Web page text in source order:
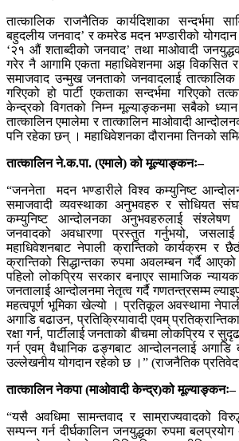
तात्कालिक राजनैतिक कार्यदिशाका सन्दर्भमा
बहुदलीय जनवाद’ र कमरेड मदन भण्डारीको
‘२१ औं शताब्दीको जनवाद’ तथा माओवादी
गरेर नै आगामि एकता महाधिवेशनमा अझ विकसित र
समाजवाद उन्मुख जनताको जनवादलाई तात्कालिक
गरिएको हो पार्टी एकताका सन्दर्भमा गरिएको
केन्द्रको विगतको निम्न मूल्याङ्कनमा सबैको
तात्कालिन एमालेमा र तात्कालिन माओवादी
पनि रहेका छन् । महाधिवेशनका दौरानमा तिनको
तात्कालिन ने.क.पा. (एमाले) को मूल्याङ्कनः–
“जननेता मदन भण्डारीले विश्व कम्युनिष्ट
समाजवादी व्यवस्थाका अनुभवहरु र सोधियत
कम्युनिष्ट आन्दोलनका अनुभवहरुलाई संश्लेषण
जनवादको अवधारणा प्रस्तुत गर्नुभयो,
महाधिवेशनबाट नेपाली क्रान्तिको कार्यक्रम र
क्रान्तिको सिद्धान्तका रुपमा अवलम्बन गर्दै
पहिलो लोकप्रिय सरकार बनाएर सामाजिक
जनतालाई आन्दोलनमा नेतृत्व गर्दै गणतन्त्रसम्म
महत्वपूर्ण भूमिका खेल्यो । प्रतिकूल अवस्थामा
अगाडि बढाउन, प्रतिक्रियावादी एवम्
रक्षा गर्न, पार्टीलाई जनताको बीचमा लोकप्रिय र
गर्न एवम् वैधानिक ढङ्गबाट आन्दोलनलाई अगाडि
उल्लेखनीय योगदान रहेको छ ।” (राजनैतिक
तात्कालिन नेकपा (माओवादी केन्द्र)को मूल्याङ्कनः–
“यसै अवधिमा सामन्तवाद र साम्राज्यवादको
सम्पन्न गर्न दीर्घकालिन जनयुद्धका रुपमा बलप्रयोग